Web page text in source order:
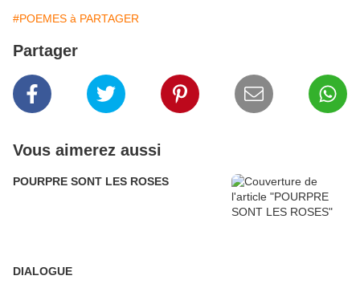
#POEMES à PARTAGER
Partager
Vous aimerez aussi
POURPRE SONT LES ROSES
DIALOGUE